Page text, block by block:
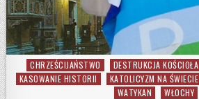
Posted in
CHRZEŚCIJAŃSTWO DESTRUKCJA KOŚCIOŁA
KASOWANIE HISTORII
KATOLICYZM NA ŚWIECIE
WATYKAN
WŁOCHY